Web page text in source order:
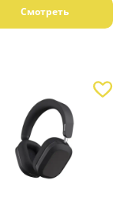
Смотреть